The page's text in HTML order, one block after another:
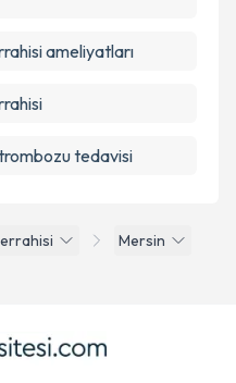
Mersin
ameliyatları
tedavisi